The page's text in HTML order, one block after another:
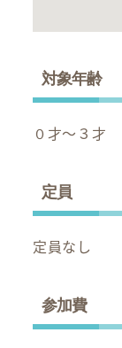
対象年齢
０才～３才
定員
定員なし
参加費